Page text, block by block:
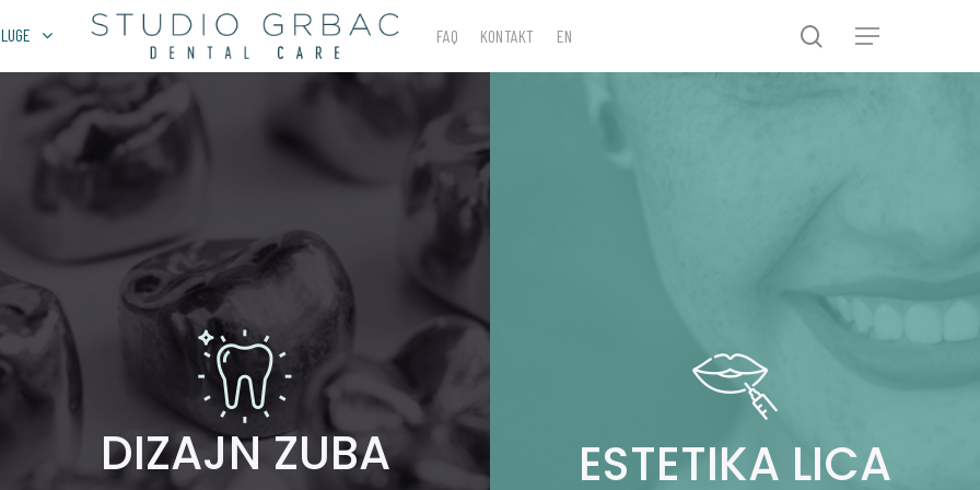
FAQ KONTAKT EN search
Menu
DIZAJN ZUBA ESTETIKA LICA